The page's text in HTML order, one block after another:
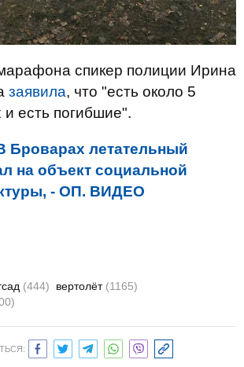
спикер полиции Ирина
заявила, что "есть около 5
есть погибшие".
Броварах летательный
на объект социальной
- ОП. ВИДЕО
(444) вертолёт (1165)